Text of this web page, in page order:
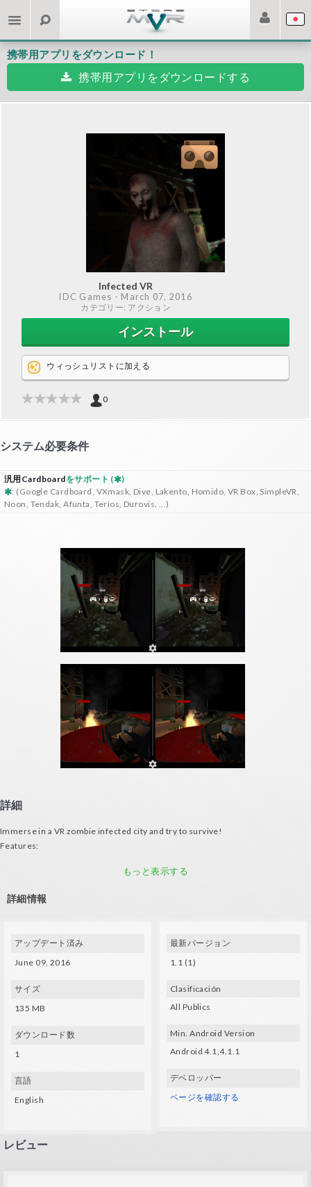
携帯用アプリをダウンロード！
携帯用アプリをダウンロードする
Infected VR
IDC Games - March 07, 2016
カテゴリー: アクション
インストール
ウィっシュリストに加える
0
システム必要条件
汎用Cardboardをサポート (
)
: (Google Cardboard, VXmask, Dive, Lakento, Homido, VR Box, SimpleVR,
Noon, Tendak, Afunta, Terios, Durovis, ...)
詳細
Immerse in a VR zombie infected city and try to survive!
Features:
- Great zombie artificial intelligenceもっと表示する
詳細情報
アップデート済み
June 09, 2016
サイズ
135 MB
ダウンロード数
1
言語
English
最新バージョン
1.1 (1)
Clasificación
All Publics
Min. Android Version
Android 4.1,4.1.1
デベロッパー
ページを確認する
レビュー